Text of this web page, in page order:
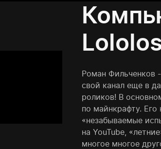
Роман Фильченков
свой канал еще в
роликов! В
по майнкрафту. Его
«незабываемые
на YouTube,
многое многое